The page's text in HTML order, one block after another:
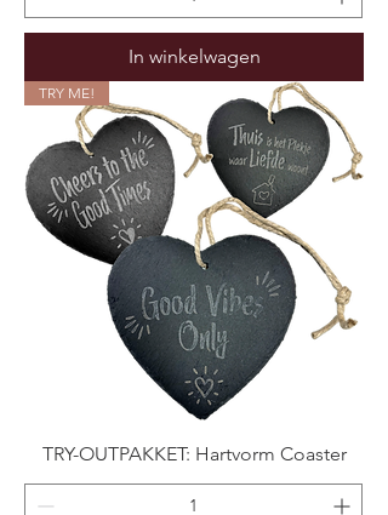
In winkelwagen
TRY ME!
TRY-OUTPAKKET: Hartvorm Coaster